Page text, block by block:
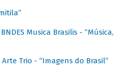
Musica Brasilis - “Música,
Trio - “Imagens do Brasil”